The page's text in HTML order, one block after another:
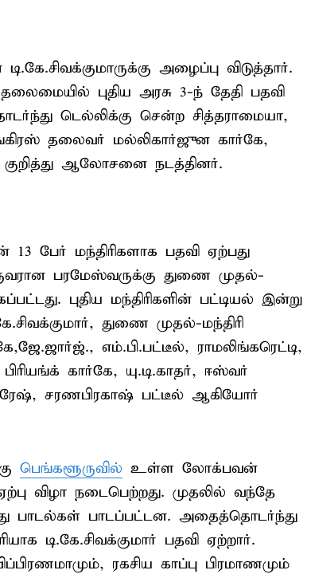
அழைப்பு விடுத்தார்.
புதிய அரசு 3-ந் தேதி பதவி
டெல்லிக்கு சென்ற சித்தராமையா,
தலைவர் மல்லிகார்ஜுன கார்கே,
குறித்து ஆலோசனை நடத்தினர்.
13 பேர் மந்திரிகளாக பதவி ஏற்பது
பரமேஸ்வருக்கு துணை முதல்-
புதிய மந்திரிகளின் பட்டியல் இன்று
துணை முதல்-மந்திரி
எம்.பி.பட்டீல், ராமலிங்கரெட்டி,
கார்கே, யு.டி.காதர், ஈஸ்வர்
சரணபிரகாஷ் பட்டீல் ஆகியோர்
பெங்களூருவில் உள்ள லோக்பவன்
விழா நடைபெற்றது. முதலில் வந்தே
பாடல்கள் பாடப்பட்டன. அதைத்தொடர்ந்து
டி.கே.சிவக்குமார் பதவி ஏற்றார்.
ரகசிய காப்பு பிரமாணமும்